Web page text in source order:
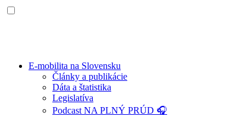
E-mobilita na Slovensku
Články a publikácie
Dáta a štatistika
Legislatíva
Podcast NA PLNÝ PRÚD 🎧